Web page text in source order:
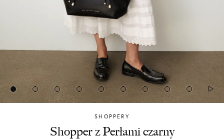
SHOPPERY
Chylak
Shopper z Perłami czarny